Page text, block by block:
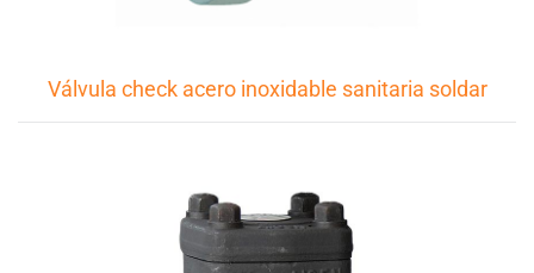
Válvula check acero inoxidable sanitaria soldar